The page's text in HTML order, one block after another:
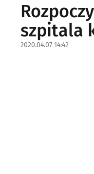
szpitala
2020.04.07 14:42